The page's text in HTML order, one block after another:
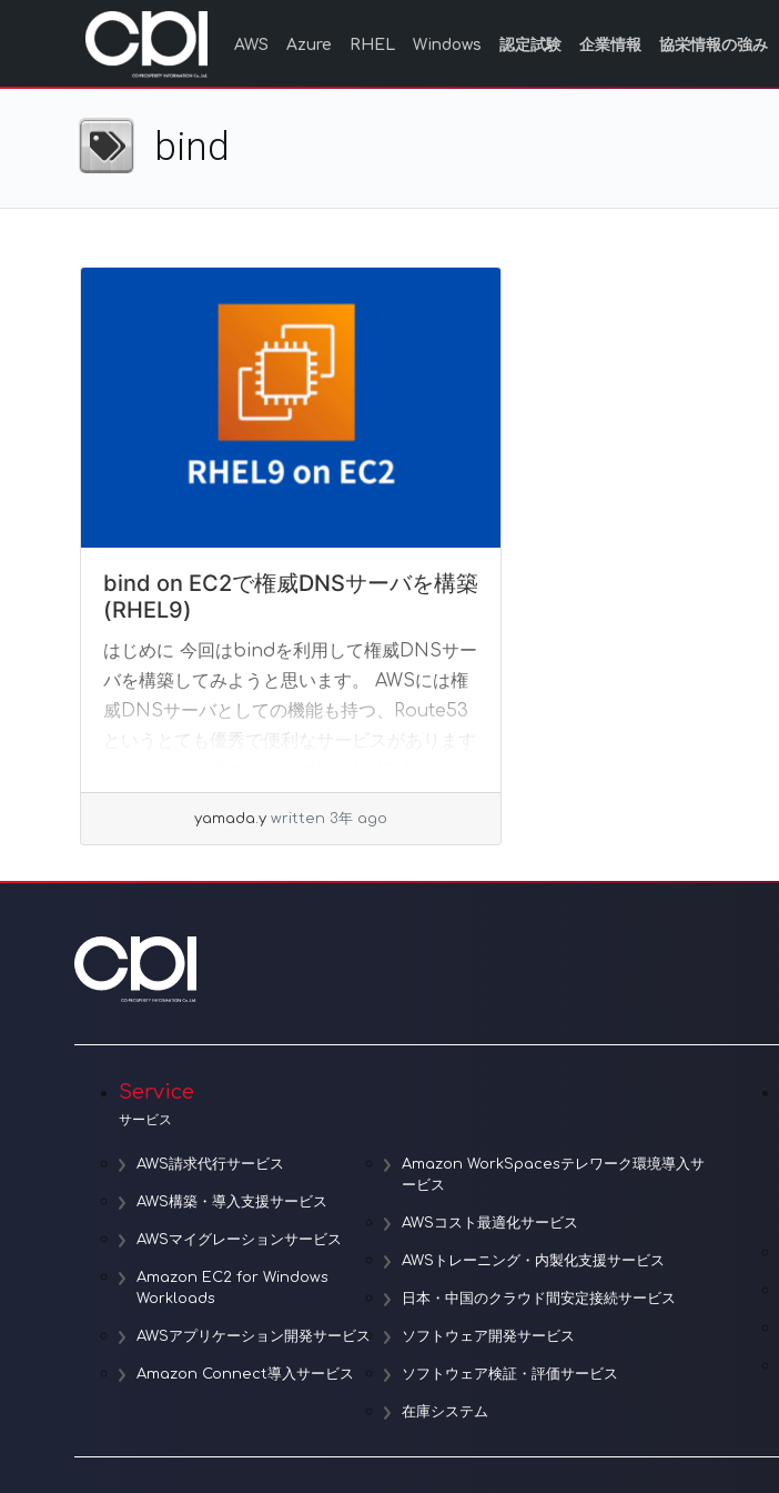
AWS Azure RHEL Windows 認定試験 企業情報 協栄情報の強み
bind
bind on EC2で権威DNSサーバを構築
(RHEL9)
はじめに 今回はbindを利用して権威DNSサー
バを構築してみようと思います。 AWSには権
威DNSサーバとしての機能も持つ、Route53
というとても優秀で便利なサービスがあります
yamada.y written 3年 ago
Service
サービス
AWS請求代行サービス
AWS構築・導入支援サービス
AWSマイグレーションサービス
Amazon EC2 for Windows
Workloads
AWSアプリケーション開発サービス
Amazon Connect導入サービス
Amazon WorkSpacesテレワーク環境導入サ
ービス
AWSコスト最適化サービス
AWSトレーニング・内製化支援サービス
日本・中国のクラウド間安定接続サービス
ソフトウェア開発サービス
ソフトウェア検証・評価サービス
在庫システム